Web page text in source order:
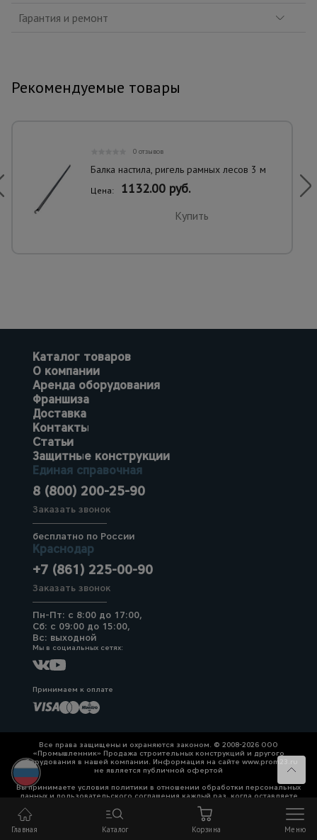
Гарантия и ремонт
Рекомендуемые товары
0 отзывов
Балка настила, ригель рамных лесов 3 м
Цена: 1132.00 руб.
Купить
Каталог товаров
О компании
Аренда оборудования
Франшиза
Доставка
Контакты
Статьи
Защитные конструкции
Единая справочная
8 (800) 200-25-90
Заказать звонок
бесплатно по России
Краснодар
+7 (861) 225-00-90
Заказать звонок
Пн-Пт: с 8:00 до 17:00,
Сб: с 09:00 до 15:00,
Вс: выходной
Мы в социальных сетях:
Принимаем к оплате
Все права защищены и охраняются законом. © 2008-2026 ООО
«Промышленник» Продажа строительных конструкций и другого
оборудования в нашей компании. Информация на сайте www.prom23.ru
не является публичной офертой
Вы принимаете условия политики в отношении обработки персональных
данных и пользовательского соглашения каждый раз, когда оставляете
свои данные в любой форме обратной связи на сайте prom23.ru и его
Политика конфиденциальности
Главная Каталог Корзина Меню